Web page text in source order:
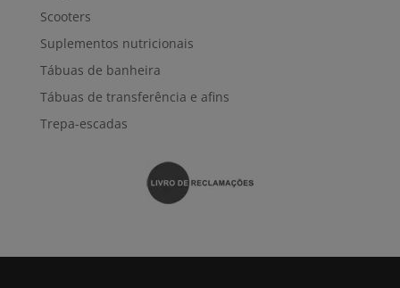
Scooters
Suplementos nutricionais
Tábuas de banheira
Tábuas de transferência e afins
Trepa-escadas